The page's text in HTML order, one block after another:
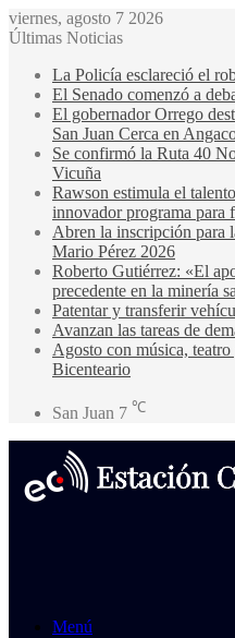
viernes, agosto 7 2026
Últimas Noticias
La Policía esclareció el
El Senado comenzó a
El gobernador Orrego
San Juan Cerca en
Se confirmó la Ruta 40
Vicuña
Rawson estimula el
innovador programa para
Abren la inscripción para
Mario Pérez 2026
Roberto Gutiérrez: «El
precedente en la minería
Patentar y transferir
Avanzan las tareas de
Agosto con música,
Bicenteario
San Juan 7 ℃
Menú